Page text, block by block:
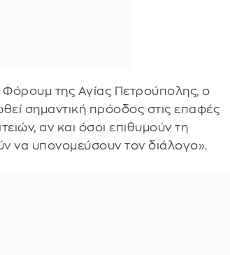
Φόρουμ της Αγίας Πετρούπολης, ο
σημαντική πρόοδος στις επαφές
αν και όσοι επιθυμούν τη
να υπονομεύσουν τον διάλογο».